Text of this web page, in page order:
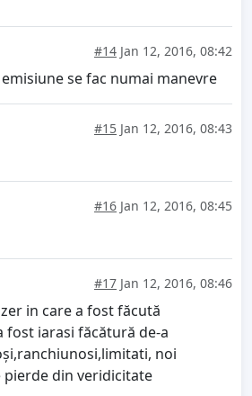
#14 Jan 12, 2016, 08:42
se fac numai manevre
#15 Jan 12, 2016, 08:43
#16 Jan 12, 2016, 08:45
#17 Jan 12, 2016, 08:46
in care a fost făcută
fost iarasi făcătură de-a
noi
din veridicitate